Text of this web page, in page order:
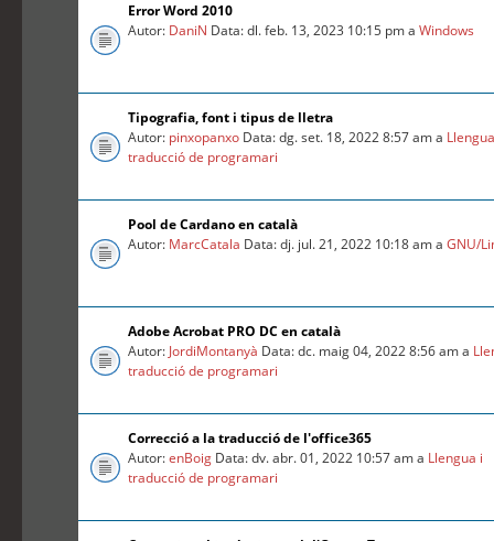
Error Word 2010
Autor: DaniN Data: dl. feb. 13, 2023 10:15 pm aWindows
Tipografia, font i tipus de lletra
Autor: pinxopanxo Data: dg. set. 18, 2022 8:57 am a
traducció de programari
Pool de Cardano en català
Autor: MarcCatala Data: dj. jul. 21, 2022 10:18 am aGNU/
Adobe Acrobat PRO DC en català
Autor: JordiMontanyà Data: dc. maig 04, 2022 8:56 am a
traducció de programari
Correcció a la traducció de l'office365
Autor:enBoig Data: dv. abr. 01, 2022 10:57 am a Llengua i
traducció de programari